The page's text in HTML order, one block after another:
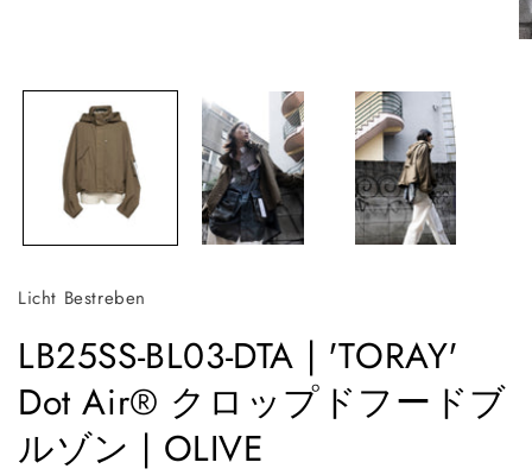
ダ
く
Licht Bestreben
LB25SS-BL03-DTA | 'TORAY'
Dot Air®︎ クロップドフードブ
ルゾン | OLIVE